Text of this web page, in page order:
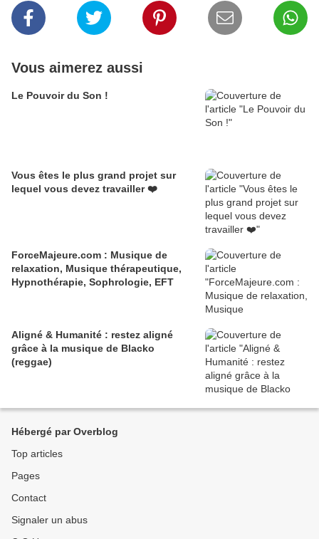
Vous aimerez aussi
Le Pouvoir du Son !
Vous êtes le plus grand projet sur
lequel vous devez travailler ❤️
ForceMajeure.com : Musique de
relaxation, Musique thérapeutique,
Hypnothérapie, Sophrologie, EFT
Aligné & Humanité : restez aligné
grâce à la musique de Blacko
(reggae)
Hébergé par Overblog
Top articles
Pages
Contact
Signaler un abus